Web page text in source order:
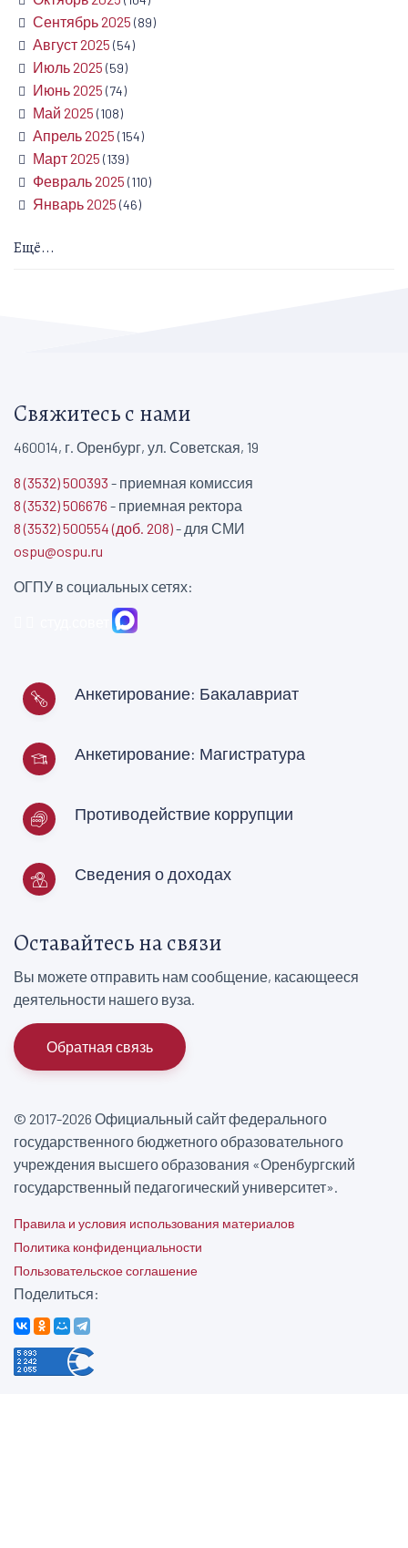
Сентябрь 2025 (89)
Август 2025 (54)
Июль 2025 (59)
Июнь 2025 (74)
Май 2025 (108)
Апрель 2025 (154)
Март 2025 (139)
Февраль 2025 (110)
Январь 2025 (46)
Ещё...
Свяжитесь с нами
460014, г. Оренбург, ул. Советская, 19
8 (3532) 500393 - приемная комиссия
8 (3532) 506676 - приемная ректора
8 (3532) 500554 (доб. 208)- для СМИ
ospu@ospu.ru
ОГПУ в социальных сетях:
Анкетирование: Бакалавриат
Анкетирование: Магистратура
Противодействие коррупции
Сведения о доходах
Оставайтесь на связи
Вы можете отправить нам сообщение, касающееся
деятельности нашего вуза.
Обратная связь
© 2017-2026 Официальный сайт федерального
государственного бюджетного образовательного
учреждения высшего образования «Оренбургский
государственный педагогический университет».
Правила и условия использования материалов
Политика конфиденциальности
Пользовательское соглашение
Поделиться: